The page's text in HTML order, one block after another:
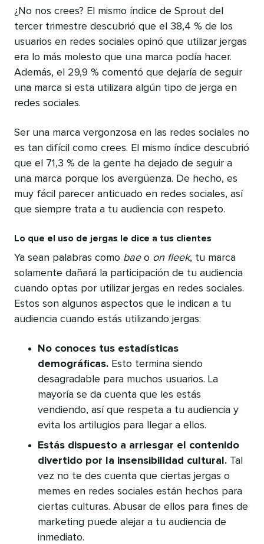
¿No nos crees? El mismo índice de Sprout del
tercer trimestre descubrió que el 38,4 % de los
usuarios en redes sociales opinó que utilizar jergas
era lo más molesto que una marca podía hacer.
Además, el 29,9 % comentó que dejaría de seguir
una marca si esta utilizara algún tipo de jerga en
redes sociales.
Ser una marca vergonzosa en las redes sociales no
es tan difícil como crees. El mismo índice descubrió
que el 71,3 % de la gente ha dejado de seguir a
una marca porque los avergüenza. De hecho, es
muy fácil parecer anticuado en redes sociales, así
que siempre trata a tu audiencia con respeto.
Lo que el uso de jergas le dice a tus clientes
Ya sean palabras como baeo on fleek, tu marca
solamente dañará la participación de tu audiencia
cuando optas por utilizar jergas en redes sociales.
Estos son algunos aspectos que le indican a tu
audiencia cuando estás utilizando jergas:
No conoces tus estadísticas
demográficas. Esto termina siendo
desagradable para muchos usuarios. La
mayoría se da cuenta que les estás
vendiendo, así que respeta a tu audiencia y
evita los artilugios para llegar a ellos.
Estás dispuesto a arriesgar el contenido
divertido por la insensibilidad cultural. Tal
vez no te des cuenta que ciertas jergas o
memes en redes sociales están hechos para
ciertas culturas. Abusar de ellos para fines de
marketing puede alejar a tu audiencia de
inmediato.